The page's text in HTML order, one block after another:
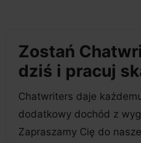
Zostań
dziś i pracuj
Chatwriters daje
dodatkowy dochód z
Zapraszamy Cię do